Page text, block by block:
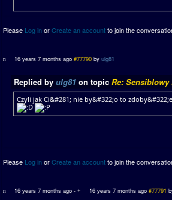
Please Log inorCreate an accountto join the
16 years 7 months ago #77790 byulg81
Replied by ulg81 on topic Re:
Czyli jak Ci&#281; nie by&#322;o to
Please Log inorCreate an accountto join the
16 years 7 months ago - 16 years 7 months ago #77791